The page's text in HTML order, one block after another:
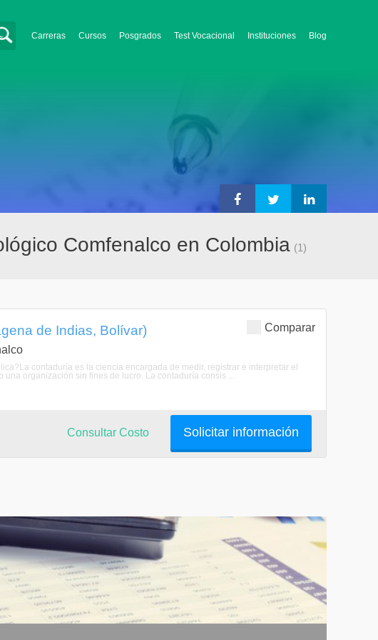
Carreras Cursos Posgrados Test Vocacional Instituciones Blog
Comfenalco en Colombia (1)
Comparar
de Indias, Bolívar)
contaduría es la ciencia encargada de medir, registrar e interpretar el
organización sin fines de lucro. La contaduría consis ...
Solicitar información
Consultar Costo